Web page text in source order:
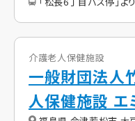
介護老人保健施設
一般財団法人
人保健施設 エ